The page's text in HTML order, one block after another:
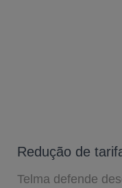
Redução de
Telma defende